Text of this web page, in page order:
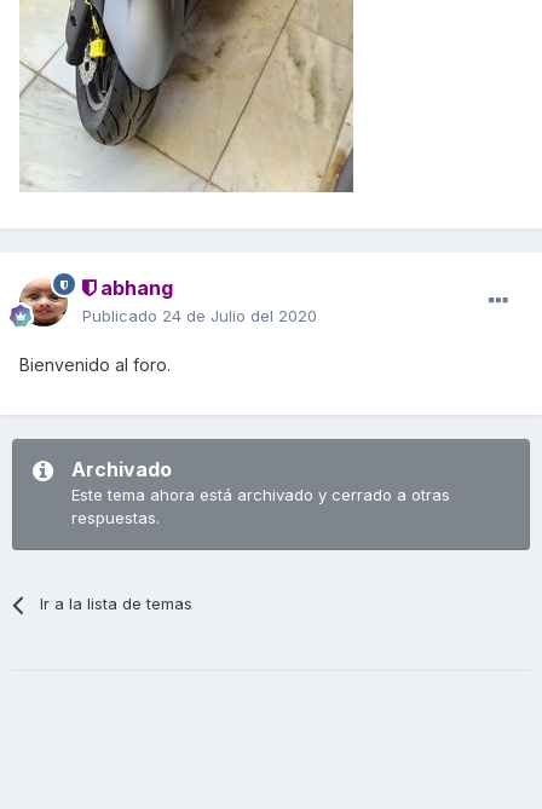
abhang
Publicado 24 de Julio del 2020
Bienvenido al foro.
Archivado
Este tema ahora está archivado y cerrado a otras
respuestas.
Ir a la lista de temas